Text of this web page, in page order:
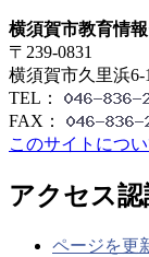
横須賀市教育情
〒239-0831
横須賀市久里浜6-
TEL：
FAX：
このサイトにつ
アクセス認
ページを更